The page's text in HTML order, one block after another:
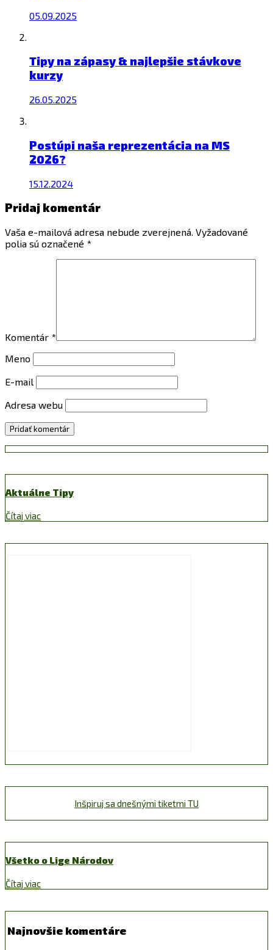
05.09.2025
Tipy na zápasy & najlepšie stávkove
kurzy
26.05.2025
Postúpi naša reprezentácia na MS
2026?
15.12.2024
Pridaj komentár
Vaša e-mailová adresa nebude zverejnená. Vyžadované
polia sú označené *
Komentár *
Meno
E-mail
Adresa webu
Aktuálne Tipy
Čítaj viac
Inšpiruj sa dnešnými tiketmi TU
Všetko o Lige Národov
Čítaj viac
Najnovšie komentáre